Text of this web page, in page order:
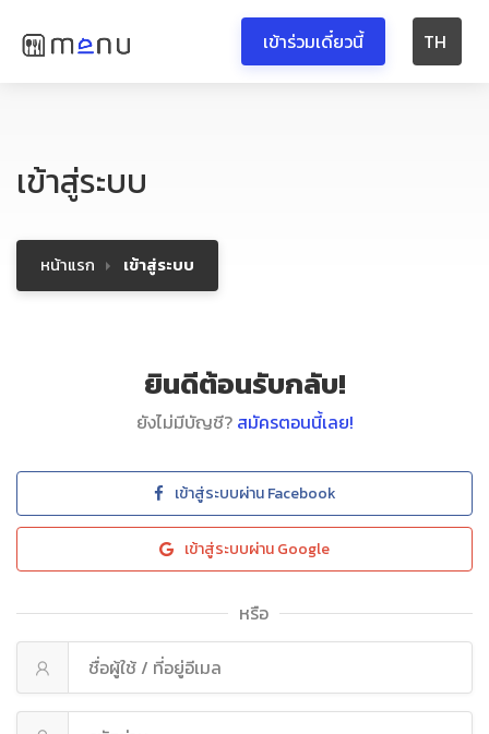
เข้าร่วมเดี๋ยวนี้ TH
เข้าสู่ระบบ
หน้าแรก เข้าสู่ระบบ
ยินดีต้อนรับกลับ!
ยังไม่มีบัญชี? สมัครตอนนี้เลย!
เข้าสู่ระบบผ่าน Facebook
เข้าสู่ระบบผ่าน Google
หรือ